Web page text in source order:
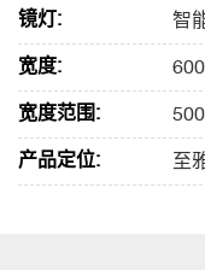
镜灯:
智
宽度:
宽度范围:
产品定位:
至